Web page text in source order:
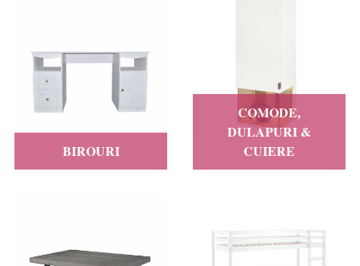
BIROURI
COMODE,
DULAPURI &
CUIERE